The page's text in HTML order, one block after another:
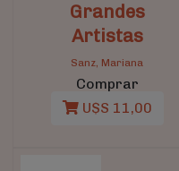
Grandes
Artistas
Sanz, Mariana
Comprar
U$S 11,00